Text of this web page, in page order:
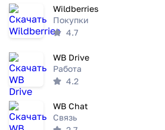
Wildberries
Покупки
4.7
WB Drive
Работа
4.2
WB Chat
Связь